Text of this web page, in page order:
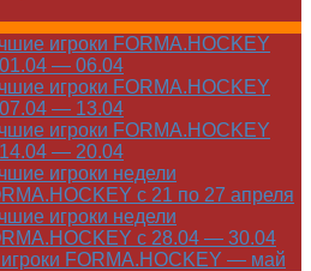
игроки FORMA.HOCKEY
— 06.04
игроки FORMA.HOCKEY
— 13.04
игроки FORMA.HOCKEY
— 20.04
игроки недели
с 21 по 27 апреля
игроки недели
с 28.04 — 30.04
FORMA.HOCKEY — май